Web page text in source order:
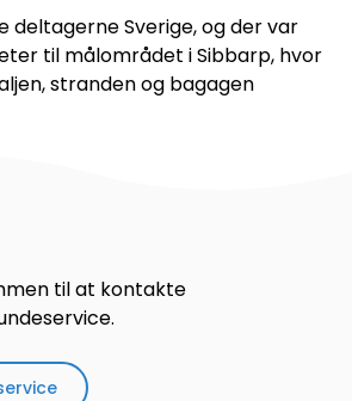
deltagerne Sverige, og der var
til målområdet i Sibbarp, hvor
stranden og bagagen
til at kontakte